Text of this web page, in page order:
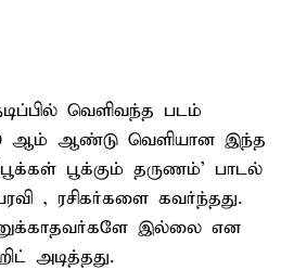
வெளிவந்த படம்
ஆம் ஆண்டு வெளியான இந்த
பூக்கும் தருணம்' பாடல்
, ரசிகர்களை கவர்ந்தது.
இல்லை என
அடித்தது.